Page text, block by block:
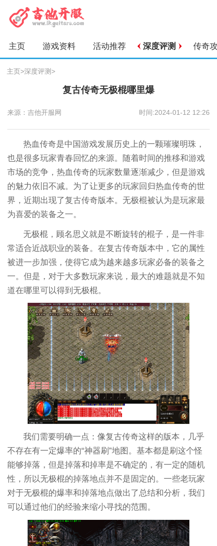
主页 游戏资料 活动推荐 深度评测 传奇
主页>深度评测>
复古传奇无极棍哪里爆
来源：吉他开服网 时间:2024-01-12 12:26
热血传奇是中国游戏发展历史上的一颗璀璨明珠，
也是很多玩家青春回忆的来源。随着时间的推移和游戏
市场的竞争，热血传奇的玩家数量逐渐减少，但是游戏
的魅力依旧不减。为了让更多的玩家回归热血传奇的世
界，近期出现了复古传奇版本。无极棍被认为是玩家最
为喜爱的装备之一。
无极棍，顾名思义就是不断旋转的棍子，是一件非
常适合近战职业的装备。在复古传奇版本中，它的属性
被进一步加强，使得它成为越来越多玩家必备的装备之
一。但是，对于大多数玩家来说，最大的难题就是不知
道在哪里可以得到无极棍。
我们需要明确一点：像复古传奇这样的版本，几乎
不存在有一定爆率的“神器刷”地图。基本都是刷这个怪
能够掉落，但是掉落和掉率是不确定的，有一定的随机
性，所以无极棍的掉落地点并不是固定的。一些老玩家
对于无极棍的爆率和掉落地点做出了总结和分析，我们
可以通过他们的经验来缩小寻找的范围。